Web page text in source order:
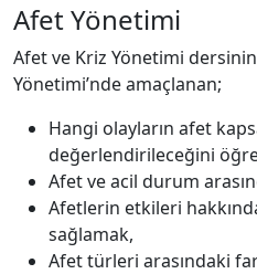
Afet Yönetimi
Afet ve Kriz Yönetimi
Yönetimi’nde amaçlanan;
Hangi olayların afet
değerlendirileceğini
Afet ve acil durum
Afetlerin etkileri
sağlamak,
Afet türleri arasındaki